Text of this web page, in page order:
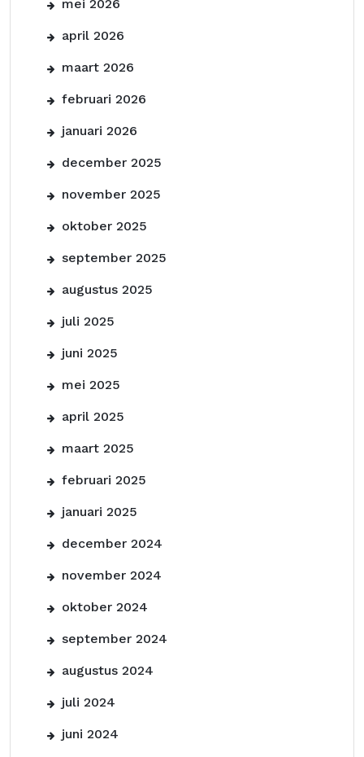
mei 2026
april 2026
maart 2026
februari 2026
januari 2026
december 2025
november 2025
oktober 2025
september 2025
augustus 2025
juli 2025
juni 2025
mei 2025
april 2025
maart 2025
februari 2025
januari 2025
december 2024
november 2024
oktober 2024
september 2024
augustus 2024
juli 2024
juni 2024